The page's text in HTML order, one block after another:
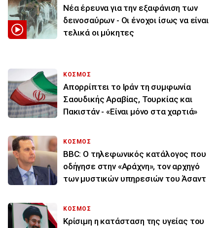
Νέα έρευνα για την εξαφάνιση των
δεινοσαύρων - Οι ένοχοι ίσως να είναι
τελικά οι μύκητες
ΚΟΣΜΟΣ
Απορρίπτει το Ιράν τη συμφωνία
Σαουδικής Αραβίας, Τουρκίας και
Πακιστάν - «Είναι μόνο στα χαρτιά»
ΚΟΣΜΟΣ
BBC: Ο τηλεφωνικός κατάλογος που
οδήγησε στην «Αράχνη», τον αρχηγό
των μυστικών υπηρεσιών του Άσαντ
ΚΟΣΜΟΣ
Κρίσιμη η κατάσταση της υγείας του